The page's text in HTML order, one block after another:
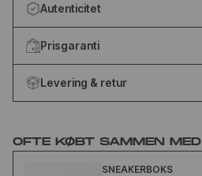
Autenticitet
Prisgaranti
Levering & retur
OFTE KØBT SAMMEN MED
SNEAKERBOKS